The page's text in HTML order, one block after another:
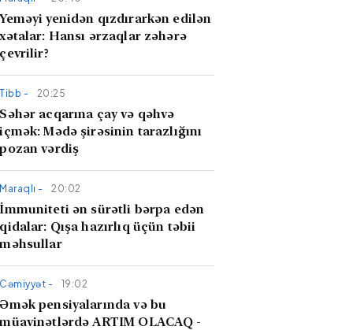
Yeməyi yenidən qızdırarkən edilən
xətalar: Hansı ərzaqlar zəhərə
çevrilir?
Tibb - 20:25
​Səhər acqarına çay və qəhvə
içmək: Mədə şirəsinin tarazlığını
pozan vərdiş
Maraqlı - 20:02
İmmuniteti ən sürətli bərpa edən
qidalar: Qışa hazırlıq üçün təbii
məhsullar
Cəmiyyət - 19:02
Əmək pensiyalarında və bu
müavinətlərdə ARTIM OLACAQ -